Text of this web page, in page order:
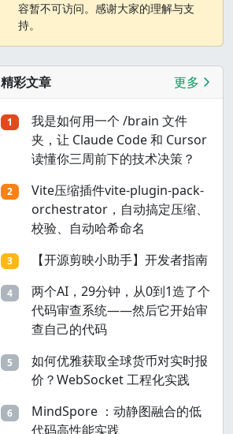
容暂不可访问。感谢大家的理解与支
持。
精彩文章 更多
1
我是如何用一个 /brain 文件
夹，让 Claude Code 和 Cursor
读懂你三周前下的技术决策？
2
Vite压缩插件vite-plugin-pack-
orchestrator，自动搞定压缩、
校验、自动哈希命名
3 【开源剪映小助手】开发者指南
4
两个AI，29分钟，从0到1造了个
代码审查系统——然后它开始审
查自己的代码
5
如何优雅获取全球货币对实时报
价？WebSocket 工程化实践
6
MindSpore ：动静图融合的低
代码高性能实践